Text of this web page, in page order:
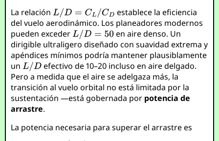
La relación
establece la eficiencia
del vuelo aerodinámico. Los planeadores modernos
pueden exceder
en aire denso. Un
dirigible ultraligero diseñado con suavidad extrema y
apéndices mínimos podría mantener plausiblamente
un
efectivo de 10–20 incluso en aire delgado.
Pero a medida que el aire se adelgaza más, la
transición al vuelo orbital no está limitada por la
sustentación —está gobernada por potencia de
arrastre.
La potencia necesaria para superar el arrastre es